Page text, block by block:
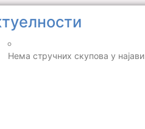
Нема стручних скупова у најави